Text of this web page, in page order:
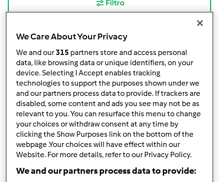
Filtro
I risultati più recenti
Risultati per pagina:
10
2 | Ultimo messaggio
Risposta rapida
Anonimo (non verificato)
We Care About Your Privacy
We and our315 partners store and access personal
data, like browsing data or unique identifiers, on your
device. Selecting I Accept enables tracking
technologies to support the purposes shown under we
and our partners process data to provide. If trackers are
disabled, some content and ads you see may not be as
relevant to you. You can resurface this menu to change
your choices or withdraw consent at any time by
clicking the Show Purposes link on the bottom of the
webpage .Your choices will have effect within our
Website. For more details, refer to our Privacy Policy.
We and our partners process data to provide: